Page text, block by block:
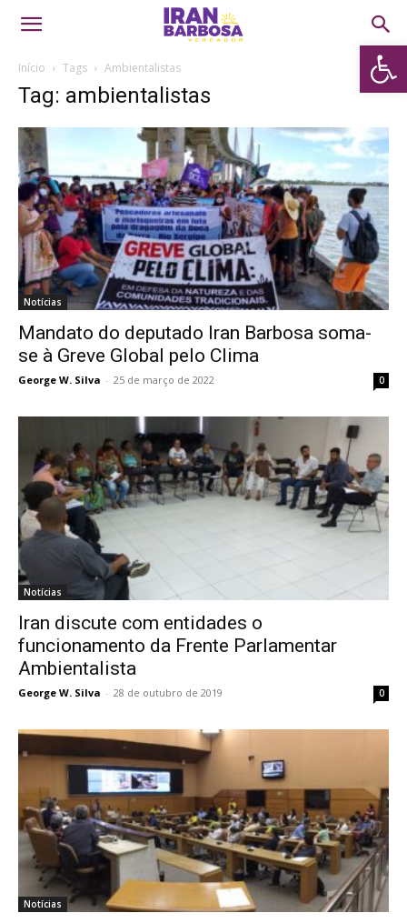
Abrir
Início Tags Ambientalistas
Tag: ambientalistas
Notícias
Mandato do deputado Iran Barbosa soma-
se à Greve Global pelo Clima
George W. Silva - 25 de março de 2022 0
Notícias
Iran discute com entidades o
funcionamento da Frente Parlamentar
Ambientalista
George W. Silva - 28 de outubro de 2019 0
Notícias